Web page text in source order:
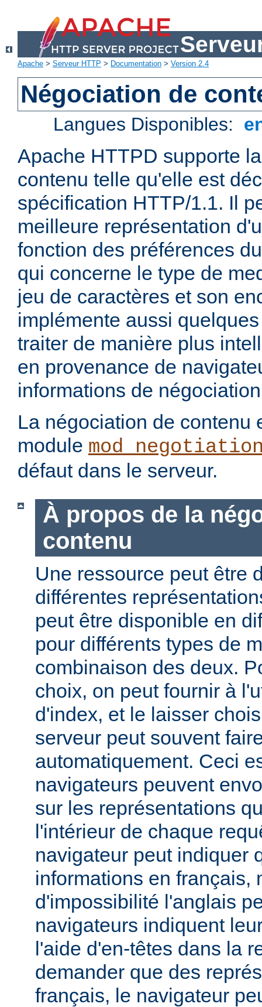
Apache > Serveur HTTP > Documentation > Version 2.4
Négociation de
Langues Disponibles:
Apache HTTPD supporte
contenu telle qu'elle est
spécification HTTP/1.1. Il
meilleure représentation
fonction des préférences
qui concerne le type de
jeu de caractères et son
implémente aussi
traiter de manière plus
en provenance de
informations de
La négociation de contenu
module
défaut dans le serveur.
À propos de la
contenu
Une ressource peut être
différentes
peut être disponible en
pour différents types de
combinaison des deux.
choix, on peut fournir à
d'index, et le laisser
serveur peut souvent
automatiquement. Ceci
navigateurs peuvent
sur les représentations
l'intérieur de chaque
navigateur peut indiquer
informations en français,
d'impossibilité l'anglais
navigateurs indiquent
l'aide d'en-têtes dans la
demander que des
français, le navigateur